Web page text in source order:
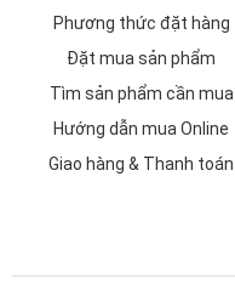
Phương thức đặt hàng
Đặt mua sản phẩm
Tìm sản phẩm cần mua
Hướng dẫn mua Online
Giao hàng & Thanh toán